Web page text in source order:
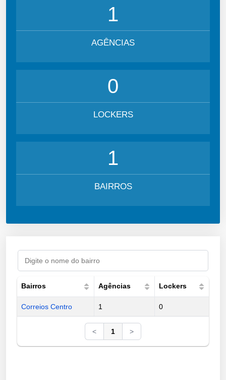
1
AGÊNCIAS
0
LOCKERS
1
BAIRROS
Bairros Agências Lockers
Correios Centro 1 0
< 1 >